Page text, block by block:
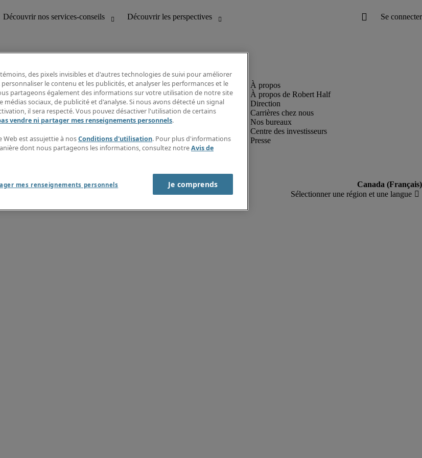
Découvrir les perspectives
Répertoire d’emplois
Guide salarial
Rapports de temps
Contactez-nous
À propos de Robert Half
Direction
Carrières chez nous
Nos bureaux
Centre des investisseurs
Presse
moderne
des pixels invisibles et d'autres technologies de suivi pour améliorer
le contenu et les publicités, et analyser les performances et le
partageons également des informations sur votre utilisation de notre site
médias sociaux, de publicité et d'analyse. Si nous avons détecté un signal
il sera respecté. Vous pouvez désactiver l'utilisation de certains
vendre ni partager mes renseignements personnels.
est assujettie à nosConditions d'utilisation. Pour plus d'informations
dont nous partageons les informations, consultez notreAvis de
mes renseignements personnels Je comprends